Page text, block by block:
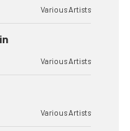
Various Artists
Various Artists
Various Artists